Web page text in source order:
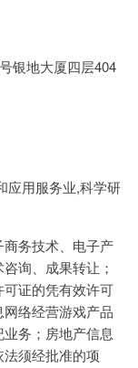
银地大厦四层404
应用服务业,科学研
务技术、电子产
询、成果转让；
证的凭有效许可
络经营游戏产品
业务；房地产信息
须经批准的项